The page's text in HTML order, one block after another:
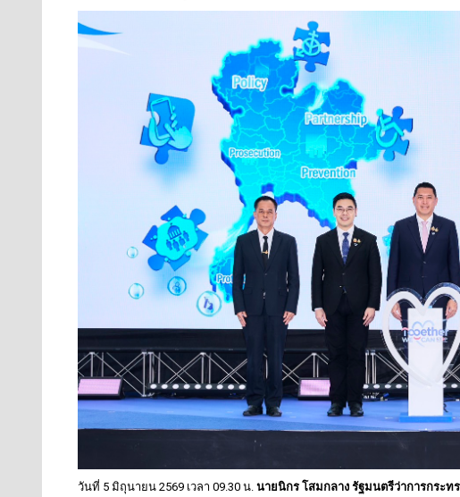
วันที่ 5 มิถุนายน 2569 เวลา 09.30 น. นายนิกร โสมกลาง รัฐมนตรีว่าการกระ